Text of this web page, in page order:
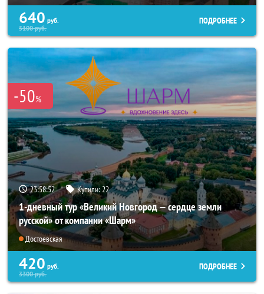
640 руб.
5100руб.
ПОДРОБНЕЕ
-50%
23:58:50 Купили: 22
1-дневный тур «Великий Новгород — сердце земли
русской» от компании «Шарм»
Достоевская
420 руб.
3300руб.
ПОДРОБНЕЕ